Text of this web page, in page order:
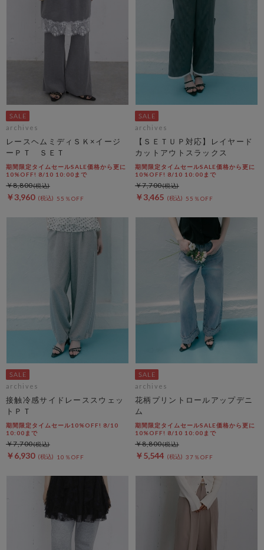
archives
レースヘムミディＳＫ×イージ
ーＰＴ ＳＥＴ
期間限定タイムセールSALE価格から更に
10%OFF! 8/10 10:00まで
￥3,960 55％OFF
￥8,800
archives
【ＳＥＴＵＰ対応】レイヤード
カットアウトスラックス
期間限定タイムセールSALE価格から更に
10%OFF! 8/10 10:00まで
￥3,465 55％OFF
￥7,700
archives
接触冷感サイドレーススウェッ
トＰＴ
期間限定タイムセール10%OFF! 8/10
10:00まで
￥6,930 10％OFF
￥7,700
archives
花柄プリントロールアップデニ
ム
期間限定タイムセールSALE価格から更に
10%OFF! 8/10 10:00まで
￥5,544 37％OFF
￥8,800